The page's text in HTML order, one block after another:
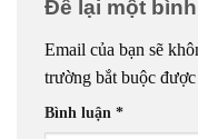
Để lại một
Email của bạn sẽ
trường bắt buộc được
Bình luận *